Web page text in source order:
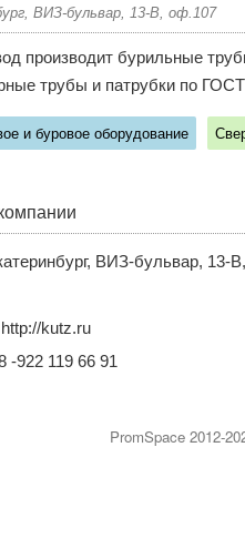
ВИЗ-бульвар, 13-В, оф.107
производит бурильные
трубы и патрубки по
и буровое оборудование
ВИЗ-бульвар, 13-
http://kutz.ru
-922 119 66 91
PromSpace 2012-